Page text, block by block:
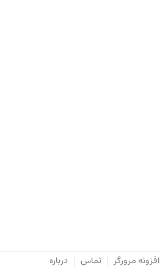
افزونه مرورگر تماس درباره